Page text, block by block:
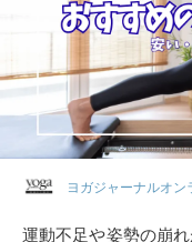
ヨガジャーナルオン
運動不足や姿勢の崩